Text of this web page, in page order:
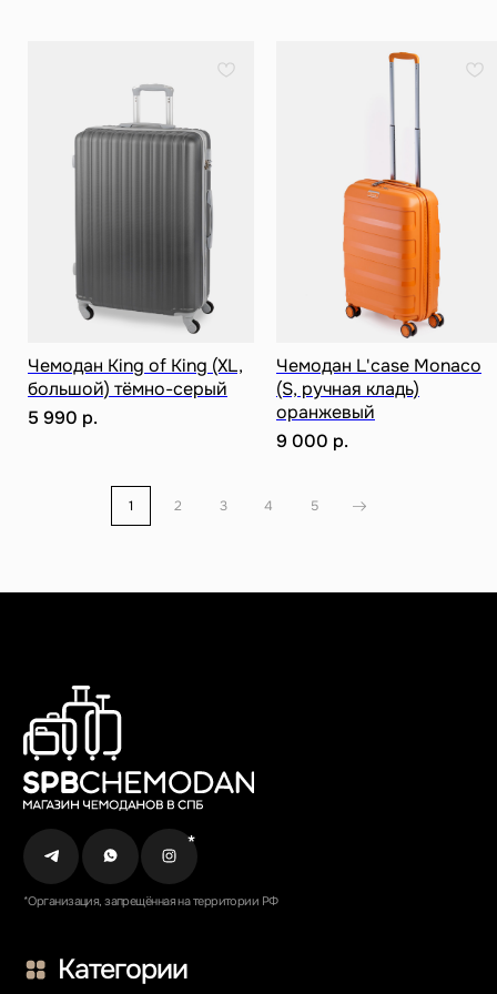
Чемодан King of King (XL,
большой) тёмно-серый
5 990 р.
Чемодан L'case Monaco
(S, ручная кладь)
оранжевый
9 000 р.
1 2 3 4 5
ИНН: 781141898491 ОГРНИП: 319784700169709
Каталог